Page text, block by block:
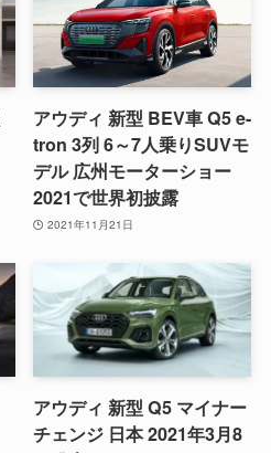
アウディ 新型 BEV車 Q5 e-
tron 3列 6～7人乗りSUVモ
デル 広州モーターショー
2021で世界初披露
2021年11月21日
アウディ 新型 Q5 マイナー
チェンジ 日本 2021年3月8